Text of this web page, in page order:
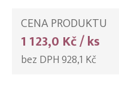
CENA PRODUKTU
1 123,0 Kč / ks
bez DPH 928,1 Kč